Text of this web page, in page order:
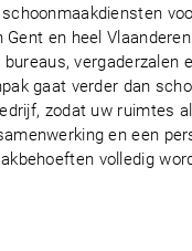
en heel
vergaderzalen
gaat verder dan
zodat uw ruimtes
en een
volledig